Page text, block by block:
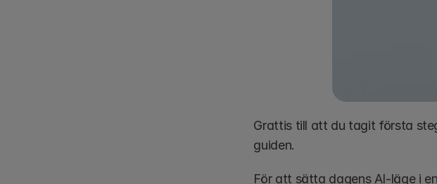
Grattis till att du tagit första
guiden.
För att sätta dagens AI-läge i